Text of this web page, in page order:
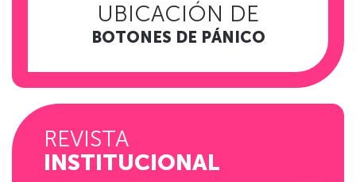
UBICACIÓN DE
BOTONES DE PÁNICO
REVISTA
INSTITUCIONAL